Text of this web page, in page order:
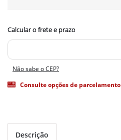
Não sabe o CEP?
Consulte opções de parcelamento
Descrição